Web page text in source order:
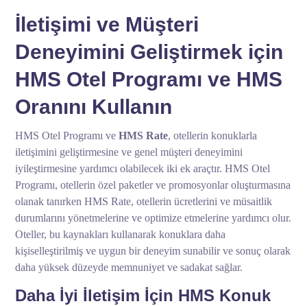
İletişimi ve Müşteri
Deneyimini Geliştirmek için
HMS Otel Programı ve HMS
Oranını Kullanın
HMS Otel Programı veHMS Rate, otellerin konuklarla
iletişimini geliştirmesine ve genel müşteri deneyimini
iyileştirmesine yardımcı olabilecek iki ek araçtır. HMS Otel
Programı, otellerin özel paketler ve promosyonlar oluşturmasına
olanak tanırken HMS Rate, otellerin ücretlerini ve müsaitlik
durumlarını yönetmelerine ve optimize etmelerine yardımcı olur.
Oteller, bu kaynakları kullanarak konuklara daha
kişiselleştirilmiş ve uygun bir deneyim sunabilir ve sonuç olarak
daha yüksek düzeyde memnuniyet ve sadakat sağlar.
Daha İyi İletişim İçin HMS Konuk